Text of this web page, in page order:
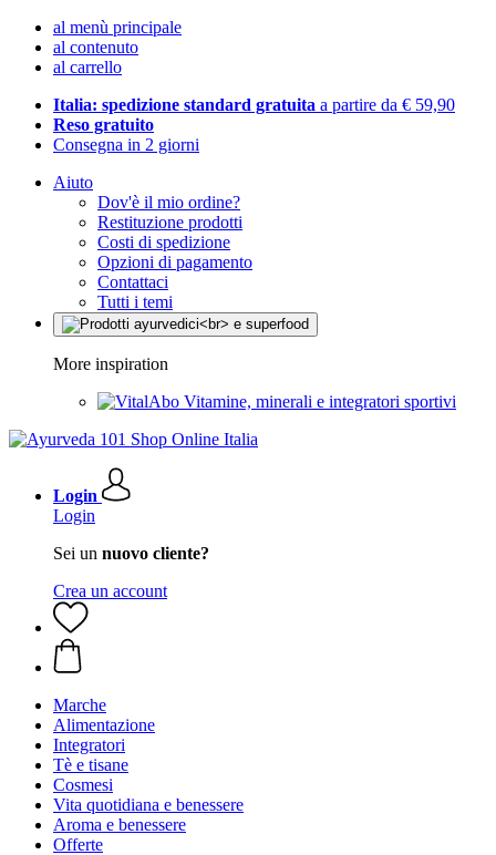
al menù principale
al contenuto
al carrello
Italia: spedizione standard gratuita a partire da € 59,90
Reso gratuito
Consegna in 2 giorni
Aiuto
Dov'è il mio ordine?
Restituzione prodotti
Costi di spedizione
Opzioni di pagamento
Contattaci
Tutti i temi
More inspiration
Vitamine, minerali e integratori sportivi
Login
Login
Sei un nuovo cliente?
Crea un account
Marche
Alimentazione
Integratori
Tè e tisane
Cosmesi
Vita quotidiana e benessere
Aroma e benessere
Offerte